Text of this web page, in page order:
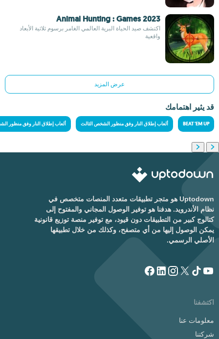
Animal Hunting : Games 2023
اكتشف صيد الحياة البرية العالمي الغامر برسوم ثلاثية الأبعاد
واقعية
عرض المزيد
قد يثير اهتمامك
BEAT 'EM UP ألعاب إطلاق النار وفق منظور الشخص الثالث ألعاب إطلاق النار وفق منظور
Uptodown هو متجر تطبيقات متعدد المنصات متخصص في
نظام الأندرويد. هدفنا هو توفير الوصول المجاني والمفتوح إلى
كتالوج كبير من التطبيقات دون قيود، مع توفير منصة توزيع قانونية
يمكن الوصول إليها من أي متصفح، وكذلك من خلال تطبيقها
الأصلي الرسمي.
اكتشفنا
معلومات عنا
شركتنا